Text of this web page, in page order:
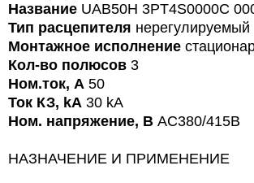
Название UAB50H 3PT4S0000C
Тип расцепителя нерегулируемый
Монтажное исполнение
Кол-во полюсов 3
Ном.ток, А 50
Ток КЗ, kA 30 kA
Ном. напряжение, В AC380/415В
НАЗНАЧЕНИЕ И ПРИМЕНЕНИЕ